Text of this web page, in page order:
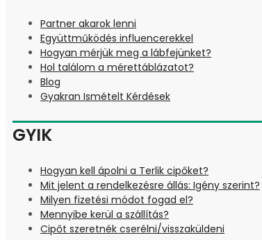
Partner akarok lenni
Együttműködés influencerekkel
Hogyan mérjük meg a lábfejünket?
Hol találom a mérettáblázatot?
Blog
Gyakran Ismételt Kérdések
GYIK
Hogyan kell ápolni a Terlik cipőket?
Mit jelent a rendelkezésre állás: Igény szerint?
Milyen fizetési módot fogad el?
Mennyibe kerül a szállítás?
Cipőt szeretnék cserélni/visszaküldeni